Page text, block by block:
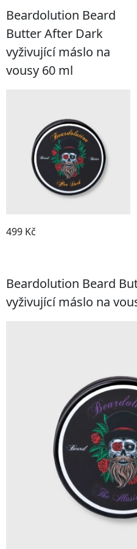
Beardolution Beard
Butter After Dark
vyživující máslo na
vousy 60 ml
499 Kč
Beardolution Beard
vyživující máslo na